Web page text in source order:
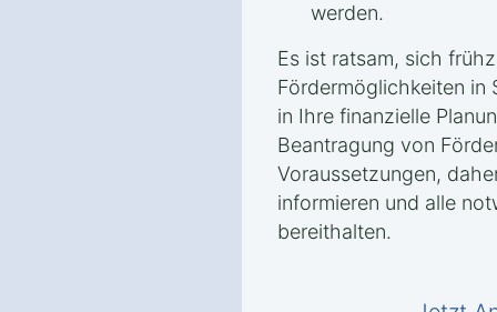
werden.
Es ist ratsam, sich
Fördermöglichkeiten in
in Ihre finanzielle
Beantragung von
Voraussetzungen,
informieren und alle
bereithalten.